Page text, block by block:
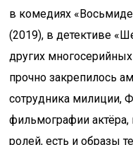
в комедиях
(2019), в детективе
других
прочно закрепилось
сотрудника милиции,
фильмографии актёра,
ролей, есть и образы